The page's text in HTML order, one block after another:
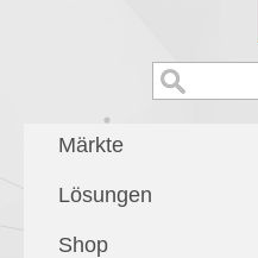
Märkte
Lösungen
Shop